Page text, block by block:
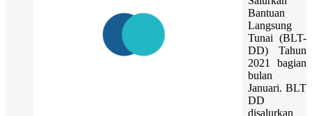
Bantuan
Langsung
Tunai (BLT-
DD) Tahun
2021 bagian
bulan
Januari. BLT
DD
disalurkan